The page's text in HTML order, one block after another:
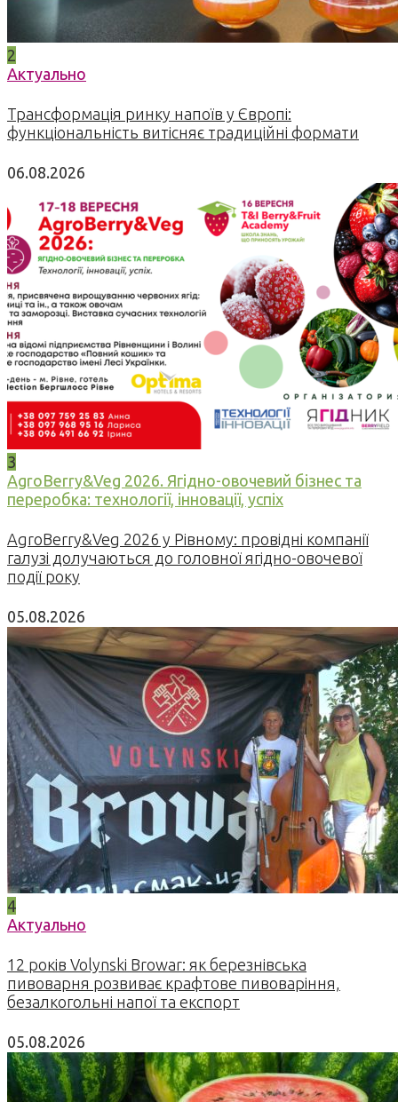
2
Актуально
Трансформація ринку напоїв у Європі:
функціональність витісняє традиційні формати
06.08.2026
3
AgroBerry&Veg 2026. Ягідно-овочевий бізнес та
переробка: технології, інновації, успіх
AgroBerry&Veg 2026 у Рівному: провідні компанії
галузі долучаються до головної ягідно-овочевої
події року
05.08.2026
4
Актуально
12 років Volynski Browar: як березнівська
пивоварня розвиває крафтове пивоваріння,
безалкогольні напої та експорт
05.08.2026